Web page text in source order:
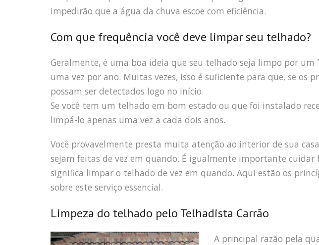
impedirão que a água da chuva escoe com eficiência.
Com que frequência você deve limpar seu telhado?
Geralmente, é uma boa ideia que seu telhado seja limpo por um
uma vez por ano. Muitas vezes, isso é suficiente para que, se os
possam ser detectados logo no início.
Se você tem um telhado em bom estado ou que foi instalado
limpá-lo apenas uma vez a cada dois anos.
Você provavelmente presta muita atenção ao interior de sua
sejam feitas de vez em quando. É igualmente importante cuidar
significa limpar o telhado de vez em quando. Aqui estão os
sobre este serviço essencial.
Limpeza do telhado pelo Telhadista Carrão
A principal razão pela